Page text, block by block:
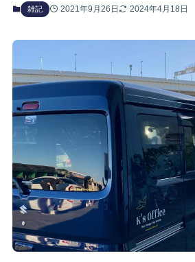
雑記 2021年9月26日 2024年4月18日